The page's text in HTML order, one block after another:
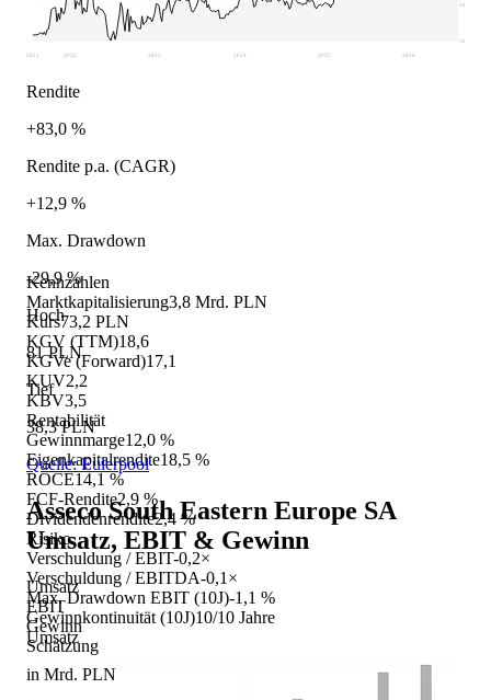
Kennzahlen
Marktkapitalisierung3,8 Mrd. PLN
Kurs73,2 PLN
KGV (TTM)18,6
KGVe (Forward)17,1
KUV2,2
KBV3,5
Rentabilität
Gewinnmarge12,0 %
Eigenkapitalrendite18,5 %
ROCE14,1 %
FCF-Rendite2,9 %
Dividendenrendite2,4 %
Risiko
Verschuldung / EBIT-0,2×
Verschuldung / EBITDA-0,1×
Max. Drawdown EBIT (10J)-1,1 %
Gewinnkontinuität (10J)10/10 Jahre
Umsatz
in Mrd. PLN
38,3
48,97
2021 2022 2023 2024 2025 2026
Rendite
+83,0 %
Rendite p.a. (CAGR)
+12,9 %
Max. Drawdown
-29,9 %
Hoch
81 PLN
Tief
38,3 PLN
Quelle: Eulerpool
Asseco South Eastern Europe SA
Umsatz, EBIT & Gewinn
Umsatz
EBIT
Gewinn
Schätzung